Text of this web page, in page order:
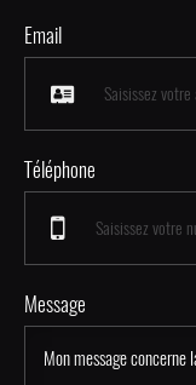
Email
Téléphone
Message